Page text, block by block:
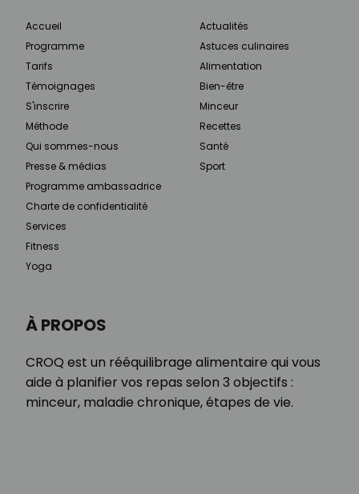
À PROPOS
CROQ est un rééquilibrage alimentaire qui vous
aide à planifier vos repas selon 3 objectifs :
minceur, maladie chronique, étapes de vie.
Accueil
Programme
Tarifs
Témoignages
S'inscrire
Méthode
Qui sommes-nous
Presse & médias
Programme ambassadrice
Charte de confidentialité
Services
Fitness
Yoga
Actualités
Astuces culinaires
Alimentation
Bien-être
Minceur
Recettes
Santé
Sport